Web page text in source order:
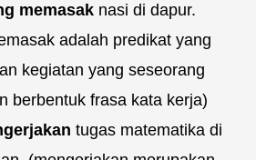
memasak nasi di dapur.
adalah predikat yang
kegiatan yang seseorang
berbentuk frasa kata kerja)
tugas matematika di